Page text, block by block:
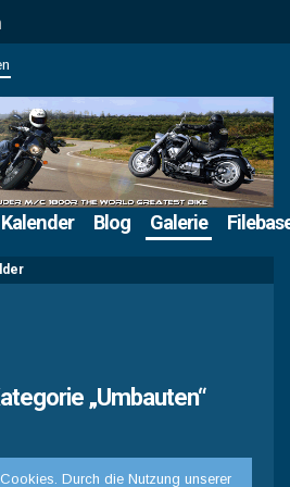
Kalender Blog Galerie
„Umbauten“
Durch die Nutzung unserer